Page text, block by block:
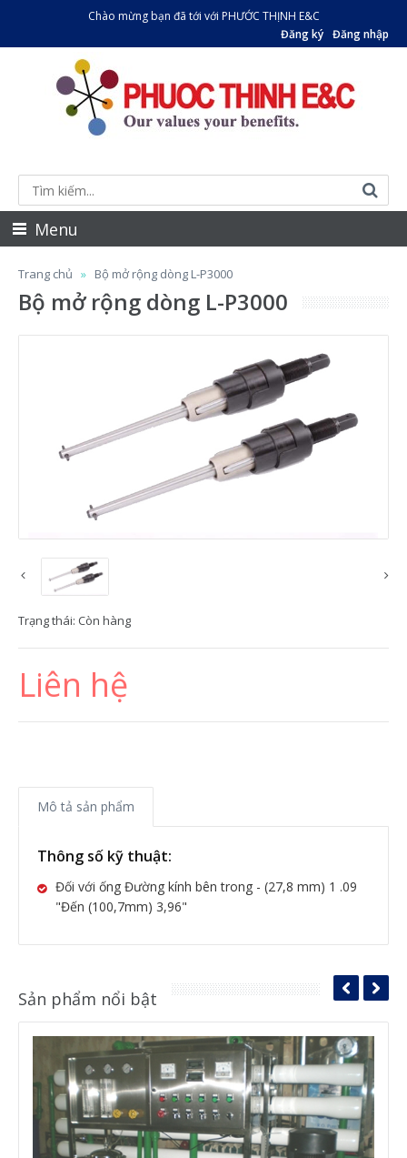
Chào mừng bạn đã tới với PHƯỚC THỊNH E&C
Đăng ký Đăng nhập
Menu
Trang chủ Bộ mở rộng dòng L-P3000
Bộ mở rộng dòng L-P3000
Trạng thái: Còn hàng
Liên hệ
Mô tả sản phẩm
Thông số kỹ thuật:
Đối với ống Đường kính bên trong - (27,8 mm) 1 .09
"Đến (100,7mm) 3,96"
Sản phẩm nổi bật